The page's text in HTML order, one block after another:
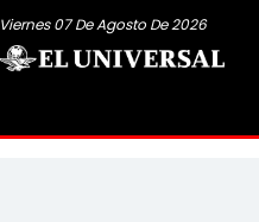
Viernes 07 De Agosto De 2026